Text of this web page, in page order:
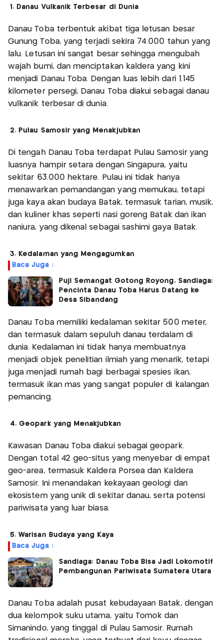
1. Danau Vulkanik Terbesar di Dunia
Danau Toba terbentuk akibat tiga letusan besar
Gunung Toba, yang terjadi sekira 74.000 tahun yang
lalu. Letusan ini sangat besar sehingga mengubah
wajah bumi, dan menciptakan kaldera yang kini
menjadi Danau Toba. Dengan luas lebih dari 1.145
kilometer persegi, Danau Toba diakui sebagai danau
vulkanik terbesar di dunia.
2. Pulau Samosir yang Menakjubkan
Di tengah Danau Toba terdapat Pulau Samosir yang
luasnya hampir setara dengan Singapura, yaitu
sekitar 63.000 hektare. Pulau ini tidak hanya
menawarkan pemandangan yang memukau, tetapi
juga kaya akan budaya Batak, termasuk tarian, musik,
dan kuliner khas seperti nasi goreng Batak dan ikan
naniura, yang dikenal sebagai sashimi gaya Batak.
3. Kedalaman yang Mengagumkan
Baca Juga :
Puji Semangat Gotong Royong, Sandiaga:
Pencinta Danau Toba Harus Datang ke
Desa Sibandang
Danau Toba memiliki kedalaman sekitar 500 meter,
dan termasuk dalam sepuluh danau terdalam di
dunia. Kedalaman ini tidak hanya membuatnya
menjadi objek penelitian ilmiah yang menarik, tetapi
juga menjadi rumah bagi berbagai spesies ikan,
termasuk ikan mas yang sangat populer di kalangan
pemancing.
4. Geopark yang Menakjubkan
Kawasan Danau Toba diakui sebagai geopark.
Dengan total 42 geo-situs yang menyebar di empat
geo-area, termasuk Kaldera Porsea dan Kaldera
Samosir. Ini menandakan kekayaan geologi dan
ekosistem yang unik di sekitar danau, serta potensi
pariwisata yang luar biasa.
5. Warisan Budaya yang Kaya
Baca Juga :
Sandiaga: Danau Toba Bisa Jadi Lokomotif
Pembangunan Pariwisata Sumatera Utara
Danau Toba adalah pusat kebudayaan Batak, dengan
dua kelompok suku utama, yaitu Tomok dan
Simanindo, yang tinggal di Pulau Samosir. Rumah